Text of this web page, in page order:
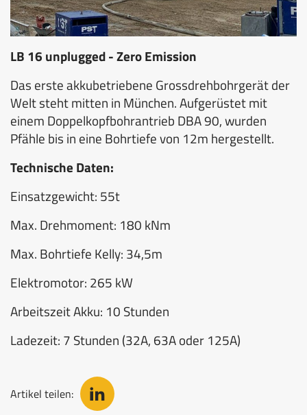
LB 16 unplugged - Zero Emission
Das erste akkubetriebene Grossdrehbohrgerät der
Welt steht mitten in München. Aufgerüstet mit
einem Doppelkopfbohrantrieb DBA 90, wurden
Pfähle bis in eine Bohrtiefe von 12m hergestellt.
Technische Daten:
Einsatzgewicht: 55t
Max. Drehmoment: 180 kNm
Max. Bohrtiefe Kelly: 34,5m
Elektromotor: 265 kW
Arbeitszeit Akku: 10 Stunden
Ladezeit: 7 Stunden (32A, 63A oder 125A)
Artikel teilen: